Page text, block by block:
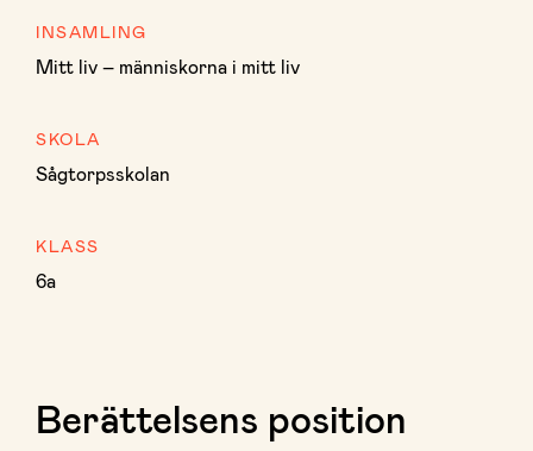
INSAMLING
Mitt liv – människorna i mitt liv
SKOLA
Sågtorpsskolan
KLASS
6a
Berättelsens position